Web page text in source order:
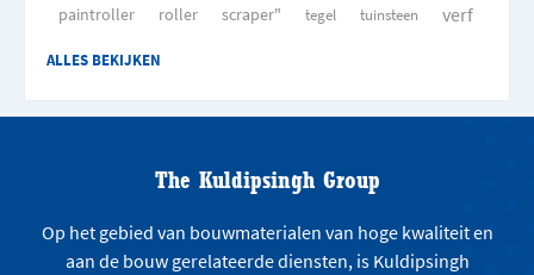
paintroller
roller scraper" tegel tuinsteen verf
ALLES BEKIJKEN
The Kuldipsingh Group
Op het gebied van bouwmaterialen van hoge kwaliteit en
aan de bouw gerelateerde diensten, is Kuldipsingh